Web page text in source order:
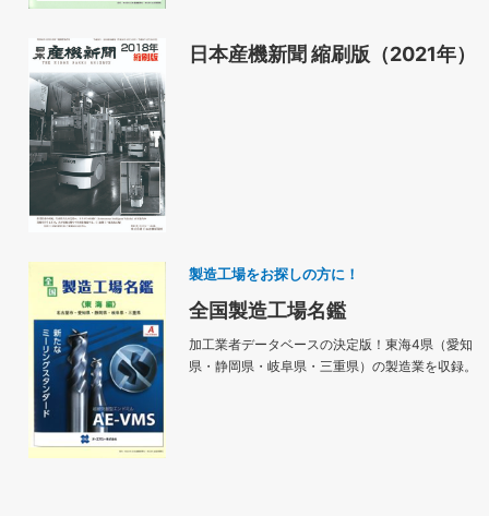
日本産機新聞 縮刷版（2021年）
製造工場をお探しの方に！
全国製造工場名鑑
加工業者データベースの決定版！東海4県（愛知
県・静岡県・岐阜県・三重県）の製造業を収録。